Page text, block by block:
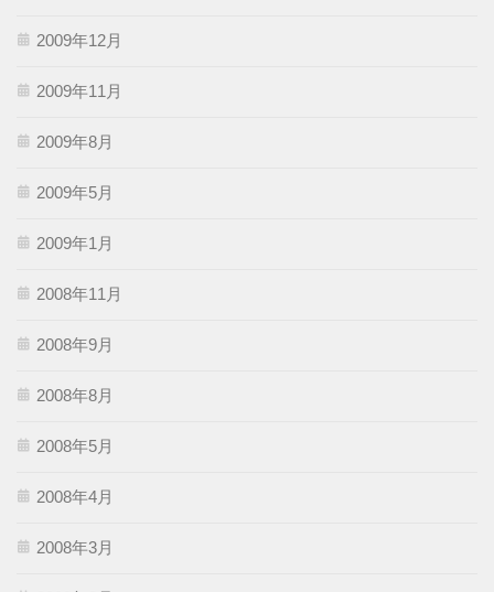
2009年12月
2009年11月
2009年8月
2009年5月
2009年1月
2008年11月
2008年9月
2008年8月
2008年5月
2008年4月
2008年3月